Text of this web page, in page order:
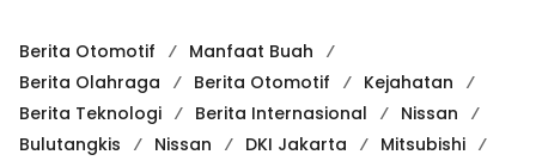
Berita Otomotif
Manfaat Buah
Berita Olahraga
Berita Otomotif
Kejahatan
Berita Teknologi
Berita Internasional
Nissan
Bulutangkis
Nissan DKI Jakarta
Mitsubishi